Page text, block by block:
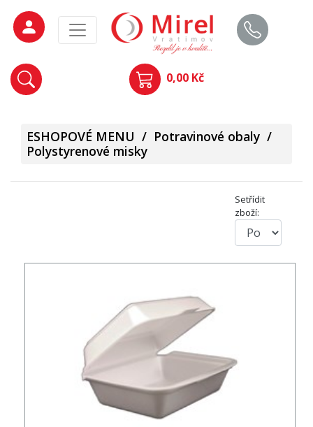
0,00 Kč
ESHOPOVÉ MENU / Potravinové obaly /
Polystyrenové misky
Setřídit
zboží: